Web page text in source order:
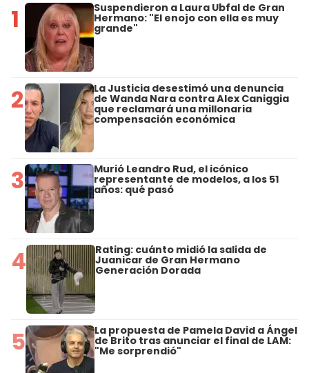
1 Suspendieron a Laura Ubfal de Gran
Hermano: "El enojo con ella es muy
grande"
2 La Justicia desestimó una denuncia
de Wanda Nara contra Alex Caniggia
que reclamará una millonaria
compensación económica
3 Murió Leandro Rud, el icónico
representante de modelos, a los 51
años: qué pasó
4 Rating: cuánto midió la salida de
Juanicar de Gran Hermano
Generación Dorada
5 La propuesta de Pamela David a Ángel
de Brito tras anunciar el final de LAM:
"Me sorprendió"